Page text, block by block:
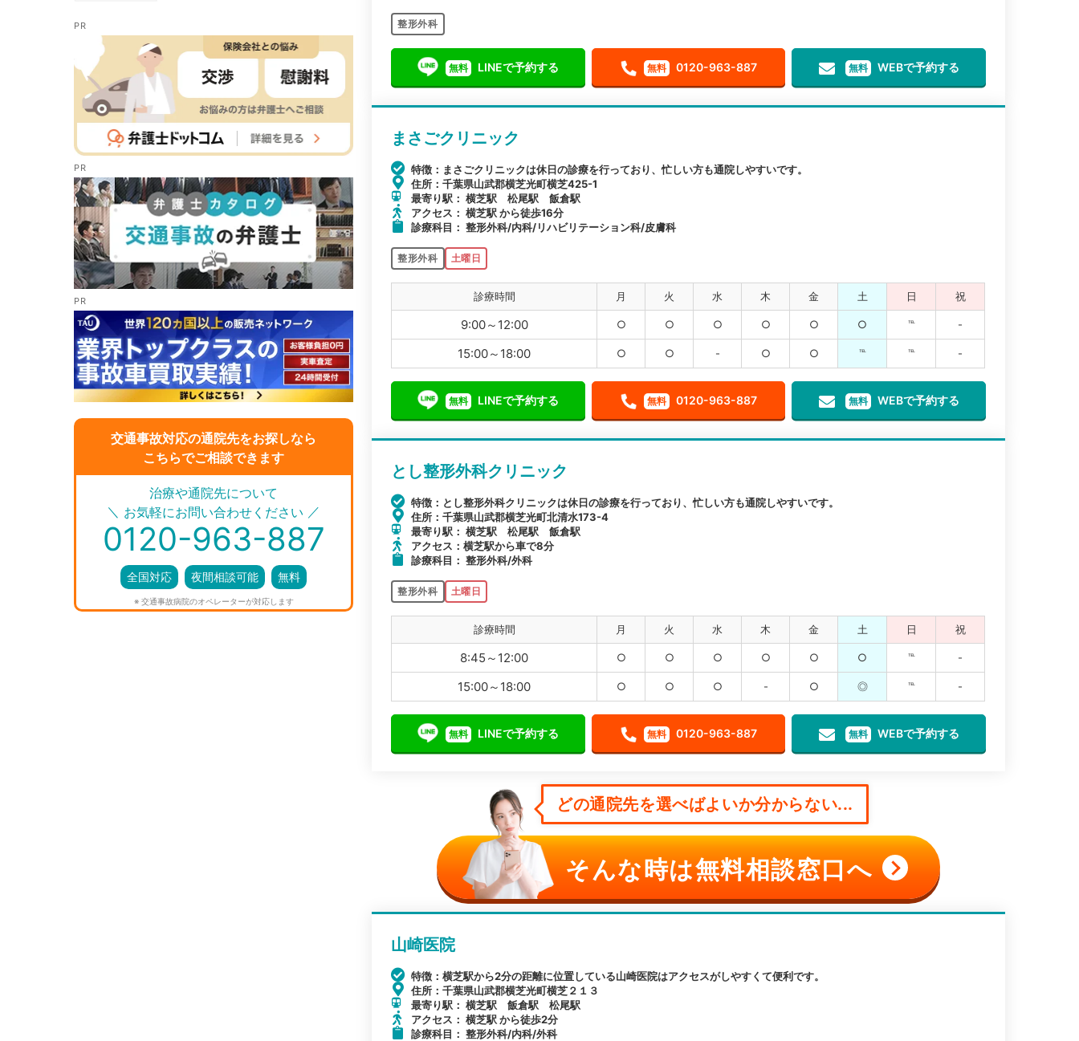
交通事故対応の通院先をお探しなら
こちらでご相談できます
＼ ／
治療や通院先について
お気軽にお問い合わせください
0120-963-887
全国対応 夜間相談可能 無料
※ 交通事故病院のオペレーターが対応します
整形外科
無料 LINEで予約する 無料 0120-963-887 無料 WEBで予約する
まさごクリニック
特徴：まさごクリニックは休日の診療を行っており、忙しい方も通院しやすいです。
住所：千葉県山武郡横芝光町横芝425-1
最寄り駅： 横芝駅 松尾駅 飯倉駅
アクセス： 横芝駅 から徒歩16分
診療科目： 整形外科/内科/リハビリテーション科/皮膚科
整形外科 土曜日
診療時間 月 火 水 木 金 土 日 祝
9:00～12:00 ○ ○ ○ ○ ○ ○ ℡ -
15:00～18:00 ○ ○ - ○ ○ ℡ ℡ -
無料 LINEで予約する 無料 0120-963-887 無料 WEBで予約する
とし整形外科クリニック
特徴：とし整形外科クリニックは休日の診療を行っており、忙しい方も通院しやすいです。
住所：千葉県山武郡横芝光町北清水173-4
最寄り駅： 横芝駅 松尾駅 飯倉駅
アクセス：横芝駅から車で8分
診療科目： 整形外科/外科
整形外科 土曜日
診療時間 月 火 水 木 金 土 日 祝
8:45～12:00 ○ ○ ○ ○ ○ ○ ℡ -
15:00～18:00 ○ ○ ○ - ○ ◎ ℡ -
無料 LINEで予約する 無料 0120-963-887 無料 WEBで予約する
どの通院先を選べばよいか分からない...
そんな時は無料相談窓口へ
山崎医院
特徴：横芝駅から2分の距離に位置している山崎医院はアクセスがしやすくて便利です。
住所：千葉県山武郡横芝光町横芝２１３
最寄り駅： 横芝駅 飯倉駅 松尾駅
アクセス： 横芝駅 から徒歩2分
診療科目： 整形外科/内科/外科